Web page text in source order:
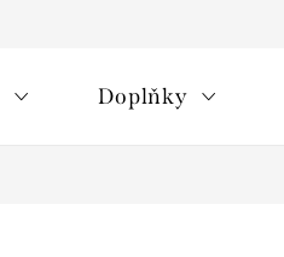
Doplňky